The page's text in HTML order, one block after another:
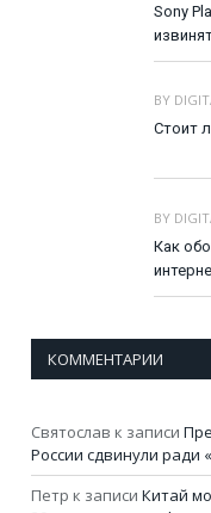
Sony
BY
Стоит
BY
Как
КОММЕНТАРИИ
Святослав к записи
России сдвинули ради
Петр к записи Китай